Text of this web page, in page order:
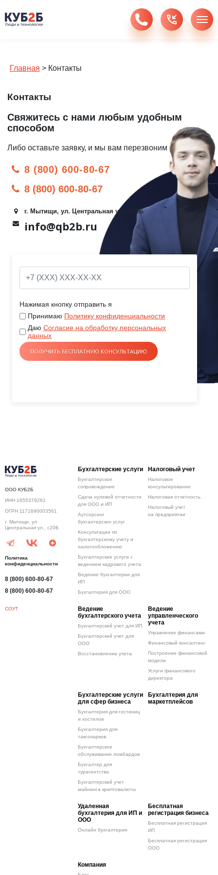
Главная > Контакты
Контакты
Свяжитесь с нами любым удобным
способом
Либо оставьте заявку, и мы вам перезвоним
8 (800) 600-80-67
8 (800) 600-80-67
г. Мытищи, ул. Центральная ул., с20Б
info@qb2b.ru
Нажимая кнопку отправить я
Принимаю Политику конфиденциальности
Даю Согласие на обработку персональных
данных
ООО КУБ2Б
ИНН 1655379261
ОГРН 1171690003561
г. Мытищи, ул.
Центральная ул., с20Б
Политика
конфиденциальности
8 (800) 600-80-67
8 (800) 600-80-67
СОУТ
Бухгалтерские услуги
Бухгалтерское
сопровождение
Сдача нулевой отчетности
для ООО и ИП
Аутсорсинг
бухгалтерских услуг
Консультации по
бухгалтерскому учету и
налогообложению
Бухгалтерские услуги с
ведением кадрового учета
Ведение бухгалтерии для
ИП
Бухгалтерия для ООО
Налоговый учет
Налоговое
консультирование
Налоговая отчетность
Налоговый учет
на предприятии
Ведение
бухгалтерского учета
Бухгалтерский учет для ИП
Бухгалтерский учет для
ООО
Восстановление учета
Ведение
управленческого
учета
Управление финансами
Финансовый консалтинг
Построение финансовой
модели
Услуги финансового
директора
Бухгалтерские услуги
для сфер бизнеса
Бухгалтерия для гостиниц
и хостелов
Бухгалтерия для
таксопарков
Бухгалтерское
обслуживание ломбардов
Бухгалтер для
турагентства
Бухгалтерский учет
майнинга криптовалюты
Бухгалтерия для
маркетплейсов
Удаленная
бухгалтерия для ИП и
ООО
Онлайн бухгалтерия
Бесплатная
регистрация бизнеса
Бесплатная регистрация
ИП
Бесплатная регистрация
ООО
Компания
Нажимая кнопку отправить я
Принимаю
Политику конфиденциальности
Согласие на обработку персональных данных